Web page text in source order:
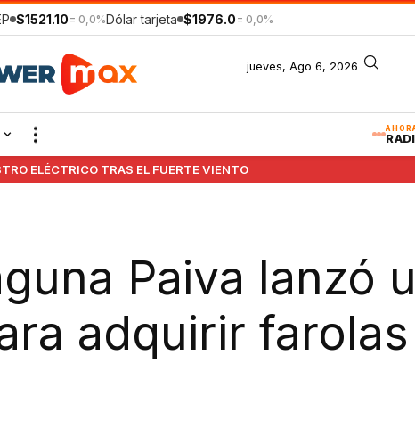
$1521.10 = 0,0%Dólar tarjeta $1976.0 = 0,0%
jueves, Ago 6, 2026
ELÉCTRICO TRAS EL FUERTE VIENTO
Paiva lanzó
adquirir farolas